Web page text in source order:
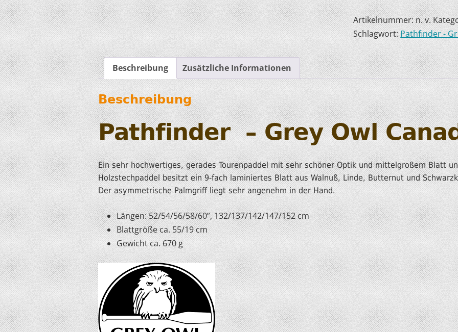
HOBIE KAJAKS
ELEKTROMOTORE
Artikelnummer:n. v.
Schlagwort:Pathfinder -
Beschreibung Zusätzliche Informationen
Beschreibung
Pathfinder– Grey Owl
Ein sehr hochwertiges, gerades Tourenpaddel mit sehr schöner Optik und mittelgroßem Blatt
Holzstechpaddel besitzt ein 9-fach laminiertes Blatt aus Walnuß, Linde, Butternut und
Der asymmetrische Palmgriff liegt sehr angenehm in der Hand.
Längen: 52/54/56/58/60”, 132/137/142/147/152 cm
Blattgröße ca. 55/19 cm
Gewicht ca. 670 g